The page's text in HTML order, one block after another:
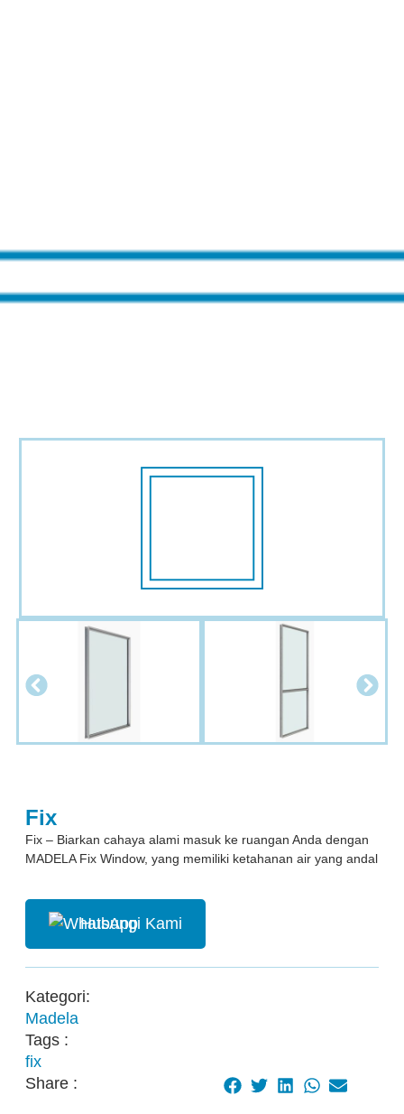
Fix
Fix – Biarkan cahaya alami masuk ke ruangan Anda dengan
MADELA Fix Window, yang memiliki ketahanan air yang andal
Hubungi Kami
Kategori:
Madela
Tags :
fix
Share :